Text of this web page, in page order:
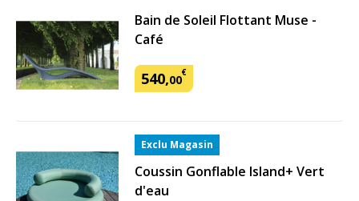
Bain de Soleil Flottant Muse -
Café
540,00€
Exclu Magasin
Coussin Gonflable Island+ Vert
d'eau